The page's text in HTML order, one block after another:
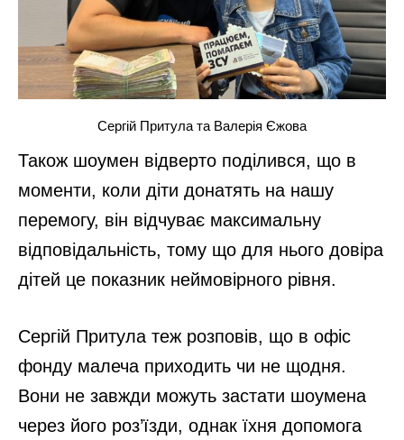
Сергій Притула та Валерія Єжова
Також шоумен відверто поділився, що в
моменти, коли діти донатять на нашу
перемогу, він відчуває максимальну
відповідальність, тому що для нього довіра
дітей це показник неймовірного рівня.
Сергій Притула теж розповів, що в офіс
фонду малеча приходить чи не щодня.
Вони не завжди можуть застати шоумена
через його роз’їзди, однак їхня допомога